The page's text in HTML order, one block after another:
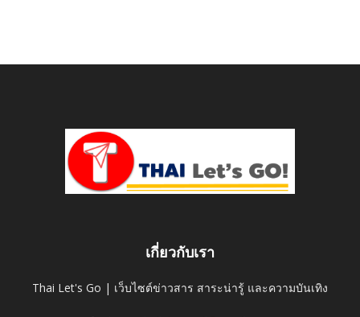
เกี่ยวกับเรา
Thai Let's Go | เว็บไซต์ข่าวสาร สาระน่ารู้ และความบันเทิง